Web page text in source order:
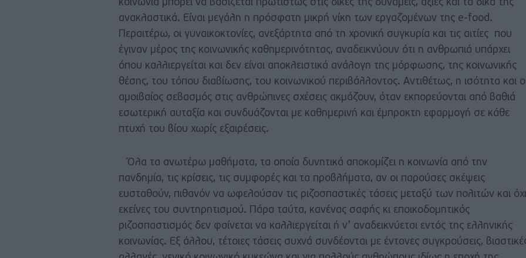
κοινωνία μπορεί να βασίζεται πρωτίστως στις δικές της δυνάμεις, αξίες και τα δικά της
ανακλαστικά. Είναι μεγάλη η πρόσφατη μικρή νίκη των εργαζομένων της e-food.
Περαιτέρω, οι γυναικοκτονίες, ανεξάρτητα από τη χρονική συγκυρία και τις αιτίες που
έγιναν μέρος της κοινωνικής καθημερινότητας, αναδεικνύουν ότι η ανθρωπιά υπάρχει
όπου καλλιεργείται και δεν είναι αποκλειστικά ανάλογη της μόρφωσης, της κοινωνικής
θέσης, του τόπου διαβίωσης, του κοινωνικού περιβάλλοντος. Αντιθέτως, η ισότητα και ο
αμοιβαίος σεβασμός στις ανθρώπινες σχέσεις ακμάζουν, όταν εκπορεύονται από βαθιά
εσωτερική αυταξία και συνδυάζονται με καθημερινή και έμπρακτη εφαρμογή σε κάθε
πτυχή του βίου χωρίς εξαιρέσεις.
Όλα τα ανωτέρω μαθήματα, τα οποία δυνητικά αποκομίζει η κοινωνία από την
πανδημία, τις κρίσεις, τις συμφορές και τα προβλήματα, αν οι παρούσες σκέψεις
ευσταθούν, πιθανόν να ωφελούσαν τις ριζοσπαστικές τάσεις μεταξύ των πολιτών και όχι
εκείνες του συντηρητισμού. Πάρα ταύτα, κανένας σαφής κι εποικοδομητικός
ριζοσπαστισμός δεν φαίνεται να καλλιεργείται ή ν’ αναδεικνύεται εντός της ελληνικής
κοινωνίας. Εξ άλλου, τέτοιες τάσεις συχνά συνδέονται με έντονες συγκρούσεις,